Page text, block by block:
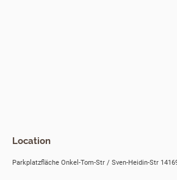
Location
Parkplatzfläche Onkel-Tom-Str / Sven-Heidin-Str